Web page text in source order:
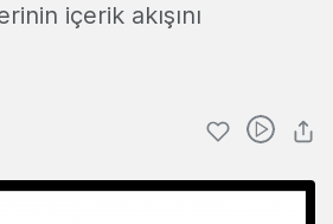
içerik akışını